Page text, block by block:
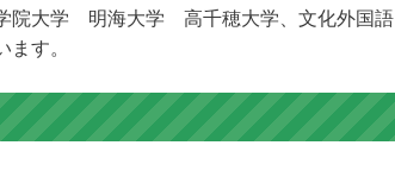
院大学 明海大学 高千穂大学、文化外国語
す。